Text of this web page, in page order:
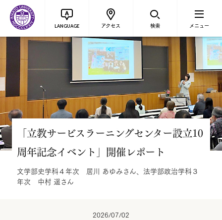
LANGUAGE アクセス 検索 メニュー
「立教サービスラーニングセンター設立10
周年記念イベント」開催レポート
文学部史学科４年次 居川 あゆみさん、法学部政治学科３
年次 中村 遥さん
2026/07/02